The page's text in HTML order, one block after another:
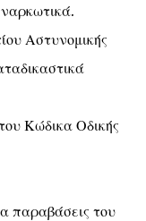
Αστυνομικής
Κώδικα Οδικής
παραβάσεις του